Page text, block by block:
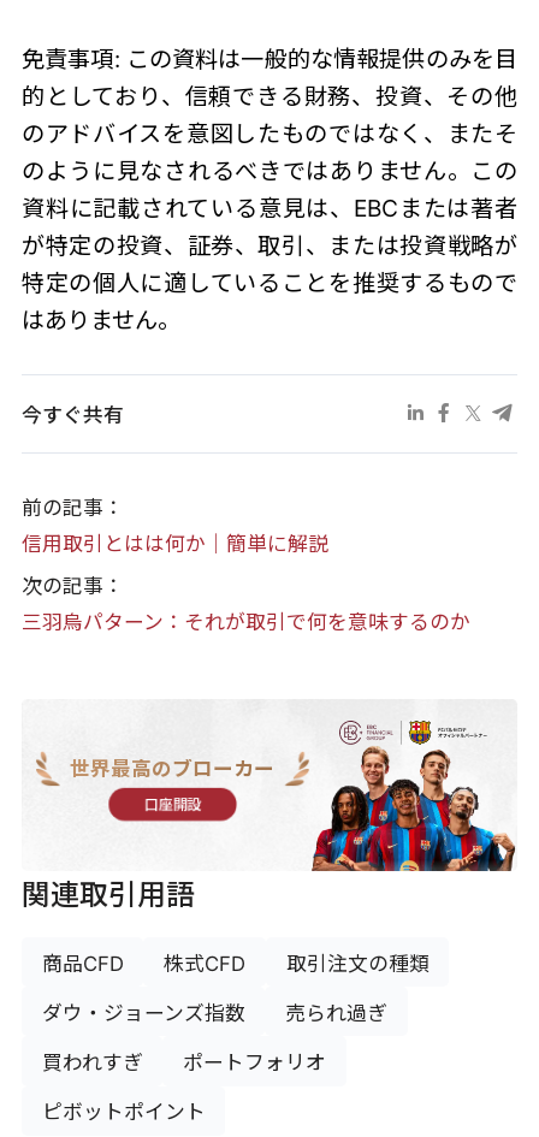
免責事項: この資料は一般的な情報提供のみを目
的としており、信頼できる財務、投資、その他
のアドバイスを意図したものではなく、またそ
のように見なされるべきではありません。この
資料に記載されている意見は、EBCまたは著者
が特定の投資、証券、取引、または投資戦略が
特定の個人に適していることを推奨するもので
はありません。
今すぐ共有
前の記事：
信用取引とはは何か｜簡単に解説
次の記事：
三羽烏パターン：それが取引で何を意味するのか
世界最高のブローカー
口座開設
関連取引用語
商品CFD 株式CFD 取引注文の種類
ダウ・ジョーンズ指数 売られ過ぎ
買われすぎ ポートフォリオ
ピボットポイント